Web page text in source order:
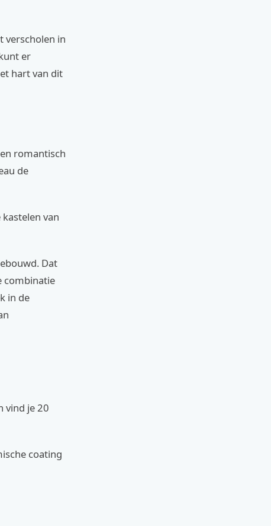
verscholen in
er
hart van dit
romantisch
de
van
Dat
combinatie
in de
vind je 20
coating